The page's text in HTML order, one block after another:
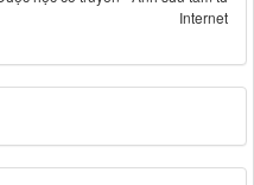
Internet